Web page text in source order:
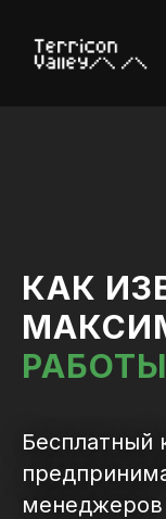
КАК
Бесплатный
менеджеров